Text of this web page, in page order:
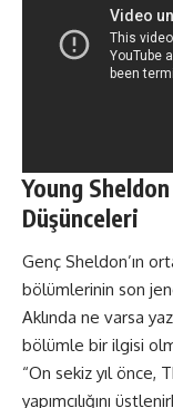
Young Sheldon
Düşünceleri
Genç Sheldon’ın
bölümlerinin son
Aklında ne varsa
bölümle bir ilgisi
“On sekiz yıl önce,
yapımcılığını